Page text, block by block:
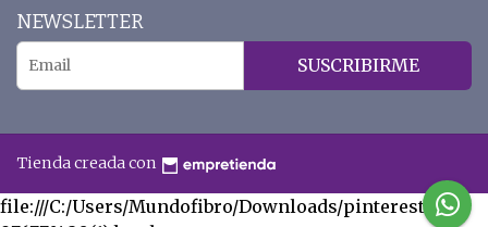
NEWSLETTER
SUSCRIBIRME
Tienda creada con
file:///C:/Users/Mundofibro/Downloads/pinterest-